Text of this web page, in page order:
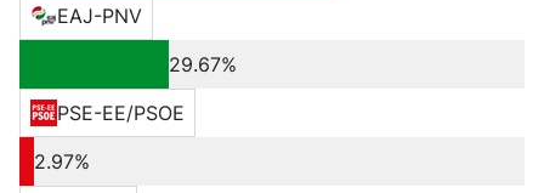
EAJ-PNV
29.67%
PSE-EE/PSOE
2.97%